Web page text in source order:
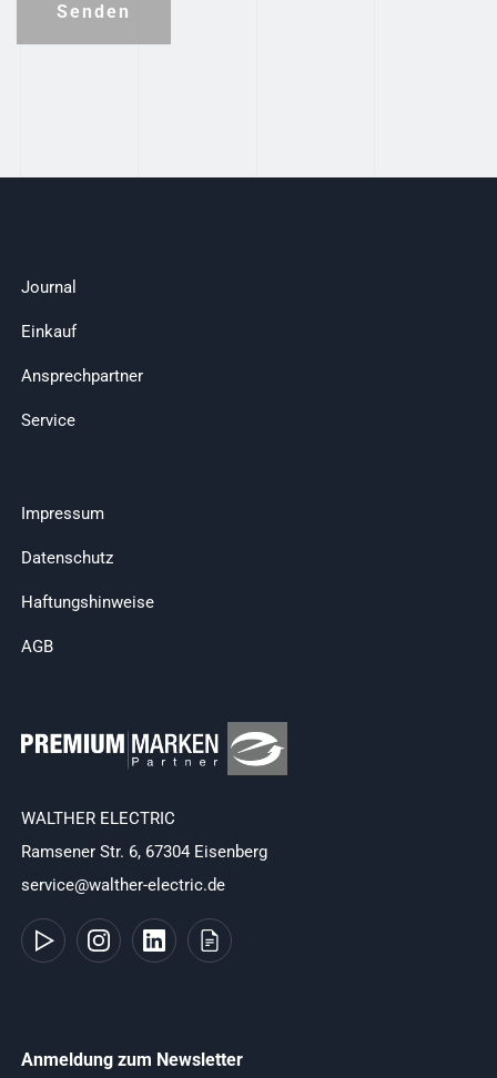
Senden
Journal
Einkauf
Ansprechpartner
Service
Impressum
Datenschutz
Haftungshinweise
AGB
WALTHER ELECTRIC
Ramsener Str. 6, 67304 Eisenberg
service@walther-electric.de
Anmeldung zum Newsletter